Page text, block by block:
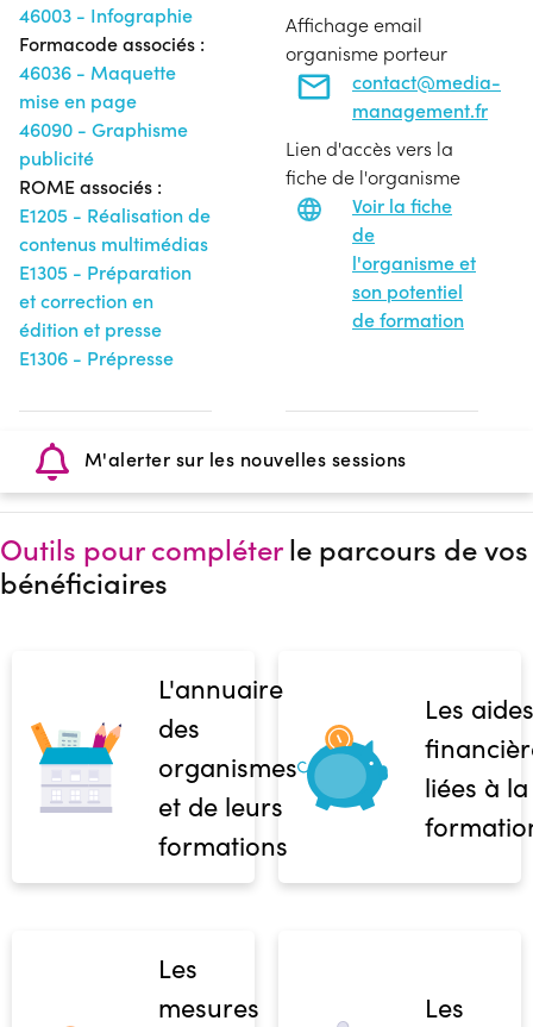
46003 - Infographie
Formacode associés :
46036 - Maquette
mise en page
46090 - Graphisme
publicité
ROME associés :
E1205 - Réalisation de
contenus multimédias
E1305 - Préparation
et correction en
édition et presse
E1306 - Prépresse
Affichage email
organisme porteur
contact@media-
management.fr
Lien d'accès vers la
fiche de l'organisme
Voir la fiche
de
l'organisme et
son potentiel
de formation
M'alerter sur les nouvelles sessions
Outils pour compléterle parcours de vos
bénéficiaires
L'annuaire
des
organismes
et de leurs
formations
Les aides
liées à la
Les
mesures
Les